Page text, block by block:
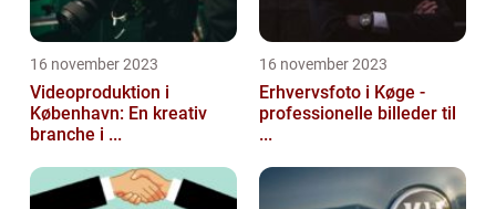
16 november 2023
Videoproduktion i
København: En kreativ
branche i ...
16 november 2023
Erhvervsfoto i Køge -
professionelle billeder til
...